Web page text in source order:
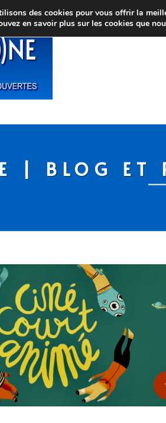
| BLOG ET
des cookies pour vous offrir la
en savoir plus sur les cookies que